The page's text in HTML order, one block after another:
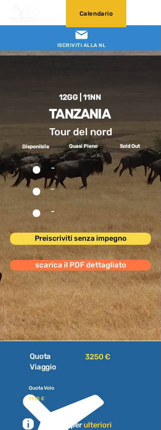
ISCRIVITI ALLA NL
Calendario
12GG | 11NN
TANZANIA
Tour del nord
Disponibile Quasi Pieno Sold Out
-
-
-
Preiscriviti senza impegno
scarica il PDF dettagliato
Quota
Viaggio
3250 €
Quota Volo
1110 €
Scrivici per ulteriori